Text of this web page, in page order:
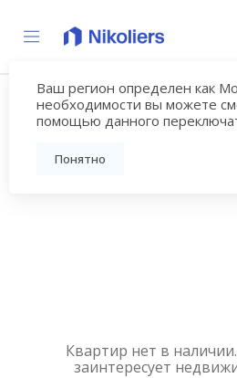
Ваш регион определен как
необходимости вы можете
помощью данного
Понятно
Купить
новостройку
Квартир нет в
заинтересует